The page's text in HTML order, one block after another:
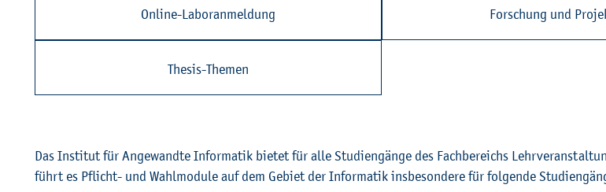
On­line-La­bor­anmel­dung For­schung und
The­sis-The­men
Das In­sti­tut für An­ge­wand­te In­for­ma­tik bie­tet für alle Stu­di­en­gän­ge des Fach­be­reichs
führt es Pflicht- und Wahl­mo­du­le auf dem Ge­biet der In­for­ma­tik ins­be­son­de­re für fol­gen­de